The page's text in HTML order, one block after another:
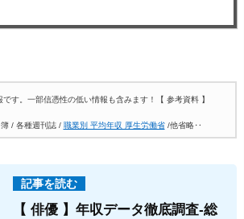
です。一部信憑性の低い情報も含みます！ 【 参考資料 】
/ 各種週刊誌 / 職業別 平均年収 厚生労働省/他省略‥
【 俳優 】年収データ徹底調査-総